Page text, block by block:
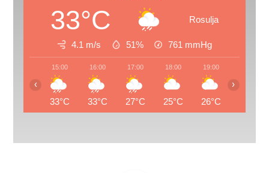
33°C Rosulja
4.1 m/s 51% 761 mmHg
15:00
33°C
16:00
33°C
17:00
27°C
18:00
25°C
19:00
26°C
‹ ›